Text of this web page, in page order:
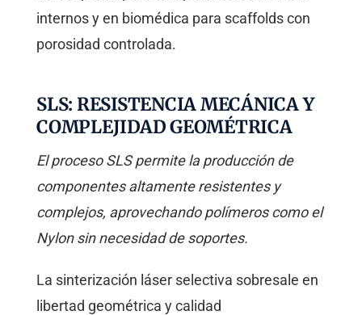
internos y en biomédica para scaffolds con
porosidad controlada.
SLS: RESISTENCIA MECÁNICA Y
COMPLEJIDAD GEOMÉTRICA
El proceso SLS permite la producción de
componentes altamente resistentes y
complejos, aprovechando polímeros como el
Nylon sin necesidad de soportes.
La sinterización láser selectiva sobresale en
libertad geométrica y calidad